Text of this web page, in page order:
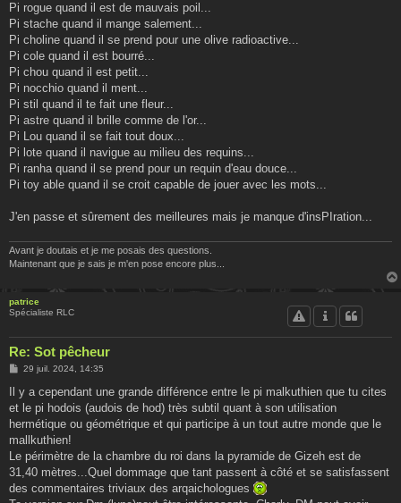
Pi rogue quand il est de mauvais poil...
Pi stache quand il mange salement...
Pi choline quand il se prend pour une olive radioactive...
Pi cole quand il est bourré...
Pi chou quand il est petit...
Pi nocchio quand il ment...
Pi stil quand il te fait une fleur...
Pi astre quand il brille comme de l'or...
Pi Lou quand il se fait tout doux...
Pi lote quand il navigue au milieu des requins...
Pi ranha quand il se prend pour un requin d'eau douce...
Pi toy able quand il se croit capable de jouer avec les mots...
J'en passe et sûrement des meilleures mais je manque d'insPIration...
Avant je doutais et je me posais des questions.
Maintenant que je sais je m'en pose encore plus...
patrice
Spécialiste RLC
Re: Sot pêcheur
M
s
s
a
g
29 juil. 2024, 14:35
Il y a cependant une grande différence entre le pi malkuthien que tu cites
et le pi hodois (audois de hod) très subtil quant à son utilisation
hermétique ou géométrique et qui participe à un tout autre monde que le
mallkuthien!
Le périmètre de la chambre du roi dans la pyramide de Gizeh est de
31,40 mètres...Quel dommage que tant passent à côté et se satisfassent
des commentaires triviaux des arqaichologues